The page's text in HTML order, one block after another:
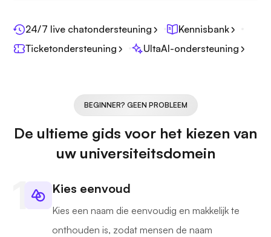
24/7 live chatondersteuning
Kennisbank
Ticketondersteuning
UltaAI-ondersteuning
BEGINNER? GEEN PROBLEEM
De ultieme gids voor het kiezen van
uw universiteitsdomein
Kies eenvoud
Kies een naam die eenvoudig en makkelijk te
onthouden is, zodat mensen de naam